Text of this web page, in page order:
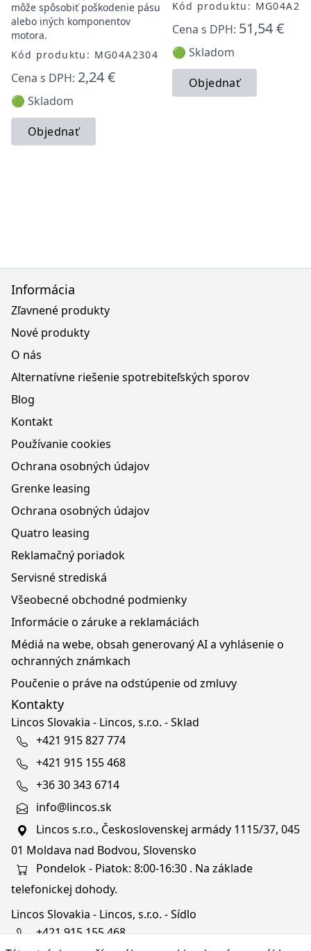
môže spôsobiť poškodenie pásu
alebo iných komponentov
motora.
Kód produktu: MG04A2304
Cena s DPH: 2,24 €
🟢 Skladom
Objednať
Kód produktu:
Cena s DPH: 51,54 €
🟢 Skladom
Objednať
Informácia
Zľavnené produkty
Nové produkty
O nás
Alternatívne riešenie spotrebiteľských sporov
Blog
Kontakt
Používanie cookies
Ochrana osobných údajov
Grenke leasing
Ochrana osobných údajov
Quatro leasing
Reklamačný poriadok
Servisné strediská
Všeobecné obchodné podmienky
Informácie o záruke a reklamáciách
Médiá na webe, obsah generovaný AI a vyhlásenie o
ochranných známkach
Poučenie o práve na odstúpenie od zmluvy
Kontakty
Lincos Slovakia - Lincos, s.r.o. - Sklad
+421 915 827 774
+421 915 155 468
+36 30 343 6714
info@lincos.sk
Lincos s.r.o., Československej armády 1115/37, 045
01 Moldava nad Bodvou, Slovensko
Pondelok - Piatok: 8:00-16:30 . Na základe
telefonickej dohody.
Lincos Slovakia - Lincos, s.r.o. - Sídlo
+421 915 155 468